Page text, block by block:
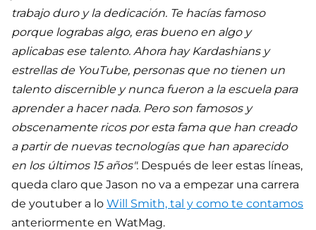
trabajo duro y la dedicación. Te hacías famoso
porque lograbas algo, eras bueno en algo y
aplicabas ese talento. Ahora hay Kardashians y
estrellas de YouTube, personas que no tienen un
talento discernible y nunca fueron a la escuela para
aprender a hacer nada. Pero son famosos y
obscenamente ricos por esta fama que han creado
a partir de nuevas tecnologías que han aparecido
en los últimos 15 años". Después de leer estas líneas,
queda claro que Jason no va a empezar una carrera
de youtuber a lo Will Smith, tal y como te contamos
anteriormente en WatMag.